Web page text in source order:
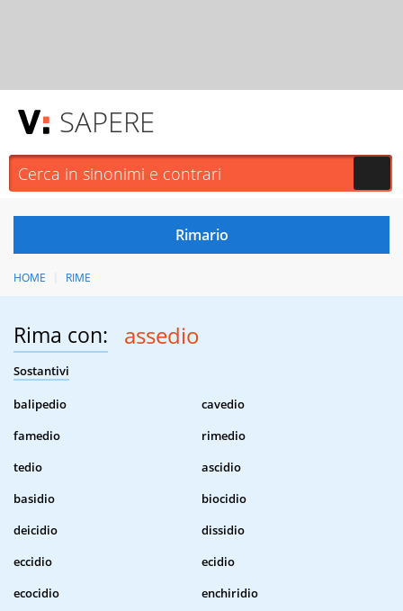
SAPERE
HOME RIME
Rima con: assedio
Sostantivi
balipedio
cavedio
famedio
rimedio
tedio
ascidio
basidio
biocidio
deicidio
dissidio
eccidio
ecidio
ecocidio
enchiridio